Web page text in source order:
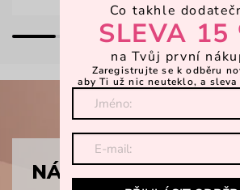
NÁUŠNICE
Co takhle
SLEVA 15
na Tvůj první
Zaregistrujte se k odběru
aby Ti už nic neuteklo, a sleva